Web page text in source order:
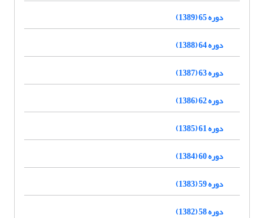
دوره 65 (1389)
دوره 64 (1388)
دوره 63 (1387)
دوره 62 (1386)
دوره 61 (1385)
دوره 60 (1384)
دوره 59 (1383)
دوره 58 (1382)